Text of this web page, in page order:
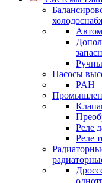
Насосы
PAH
Реле
Реле